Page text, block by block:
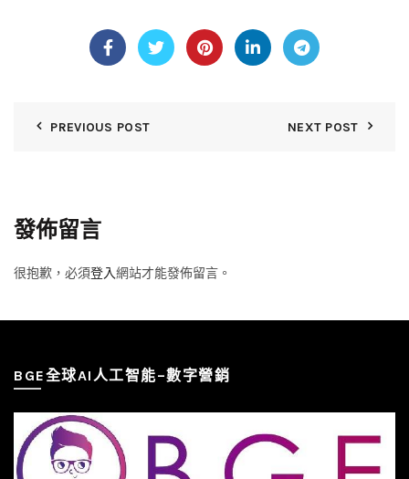
PREVIOUS POST NEXT POST
發佈留言
很抱歉，必須登入網站才能發佈留言。
BGE全球AI人工智能–數字營銷